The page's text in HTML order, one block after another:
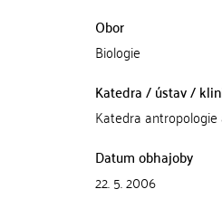
Obor
Biologie
Katedra / ústav /
Katedra
Datum obhajoby
22. 5. 2006